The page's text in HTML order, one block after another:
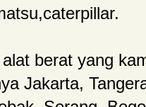
berat yang
Jakarta,